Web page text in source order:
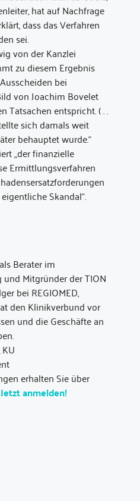
hat auf Nachfrage
dass das Verfahren
sei.
von der Kanzlei
zu diesem Ergebnis
bei
von Joachim Bovelet
Tatsachen entspricht. ( . .
sich damals weit
behauptet wurde.“
„der finanzielle
Ermittlungsverfahren
Skandal“.
Berater im
Mitgründer der TION
bei REGIOMED,
den Klinikverbund vor
und die Geschäfte an
erhalten Sie über
Jetzt anmelden!